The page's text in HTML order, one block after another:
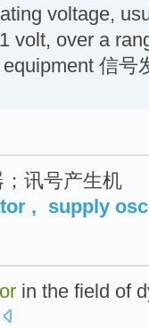
voltage,
volt, over a
信号
讯号产生机
, supply
in the field of